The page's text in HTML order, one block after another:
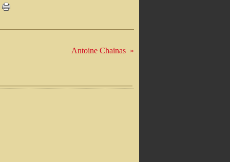
Antoine Chainas